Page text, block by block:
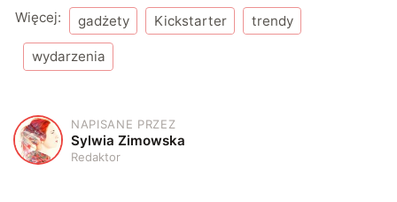
Więcej: gadżety Kickstarter trendy
wydarzenia
S
NAPISANE PRZEZ
Sylwia Zimowska
Redaktor